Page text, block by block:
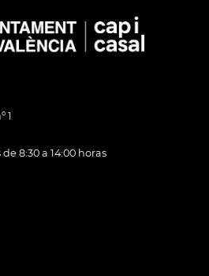
1
8:30 a 14:00 horas